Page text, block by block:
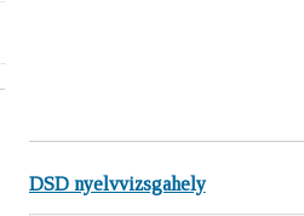
DSD nyelvvizsgahely